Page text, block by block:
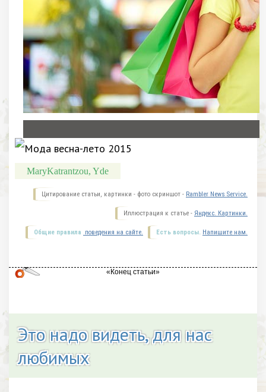
MaryKatrantzou, Yde
Цитирование статьи, картинки - фото скриншот - Rambler News Service.
Иллюстрация к статье - Яндекс. Картинки.
Есть вопросы. Напишите нам.
Общие правила поведения на сайте.
Это надо видеть, для нас
любимых